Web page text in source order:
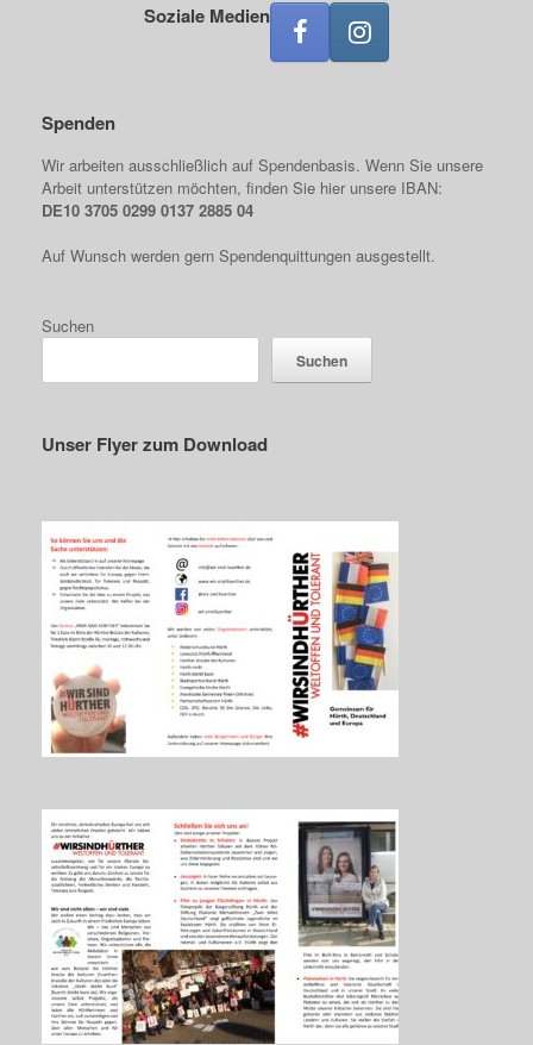
Soziale Medien
Spenden
Wir arbeiten ausschließlich auf Spendenbasis. Wenn Sie unsere
Arbeit unterstützen möchten, finden Sie hier unsere IBAN:
DE10 3705 0299 0137 2885 04
Auf Wunsch werden gern Spendenquittungen ausgestellt.
Suchen
Suchen
Unser Flyer zum Download